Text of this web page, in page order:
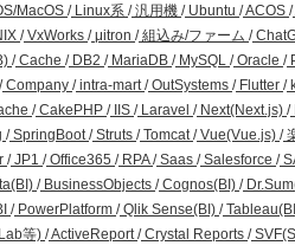
MacOS /Linux系 /汎用機 /Ubuntu /ACOS /
/VxWorks /μitron /組込み/ファーム /
/Cache /DB2 /MariaDB /MySQL /Oracle /
/Company /intra-mart/OutSystems /Flutter /
/CakePHP /IIS /Laravel /Next(Next.js) /
/SpringBoot/Struts /Tomcat/Vue(Vue.js) /
/JP1 /Office365 /RPA/Saas /Salesforce /
/BusinessObjects /Cognos(BI) /
/PowerPlatform /Qlik Sense(BI) /
等) /ActiveReport/Crystal Reports /